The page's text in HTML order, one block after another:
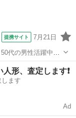
提携サイト 7月21日
代の男性活躍中★
日★フォークリフ
神奈川県相模原
形、査定します❗️
ます
Ad